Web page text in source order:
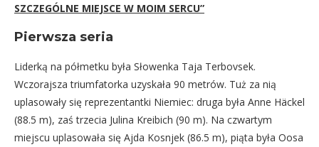
SZCZEGÓLNE MIEJSCE W MOIM SERCU”
Pierwsza seria
Liderką na półmetku była Słowenka Taja Terbovsek.
Wczorajsza triumfatorka uzyskała 90 metrów. Tuż za nią
uplasowały się reprezentantki Niemiec: druga była Anne Häckel
(88.5 m), zaś trzecia Julina Kreibich (90 m). Na czwartym
miejscu uplasowała się Ajda Kosnjek (86.5 m), piąta była Oosa